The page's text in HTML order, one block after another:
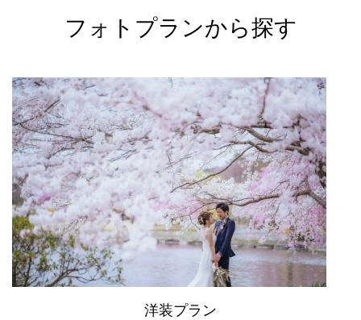
フォトプランから探す
洋装プラン